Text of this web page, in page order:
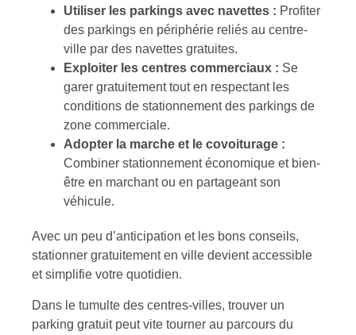
Utiliser les parkings avec navettes : Profiter
des parkings en périphérie reliés au centre-
ville par des navettes gratuites.
Exploiter les centres commerciaux : Se
garer gratuitement tout en respectant les
conditions de stationnement des parkings de
zone commerciale.
Adopter la marche et le covoiturage :
Combiner stationnement économique et bien-
être en marchant ou en partageant son
véhicule.
Avec un peu d’anticipation et les bons conseils,
stationner gratuitement en ville devient accessible
et simplifie votre quotidien.
Dans le tumulte des centres-villes, trouver un
parking gratuit peut vite tourner au parcours du